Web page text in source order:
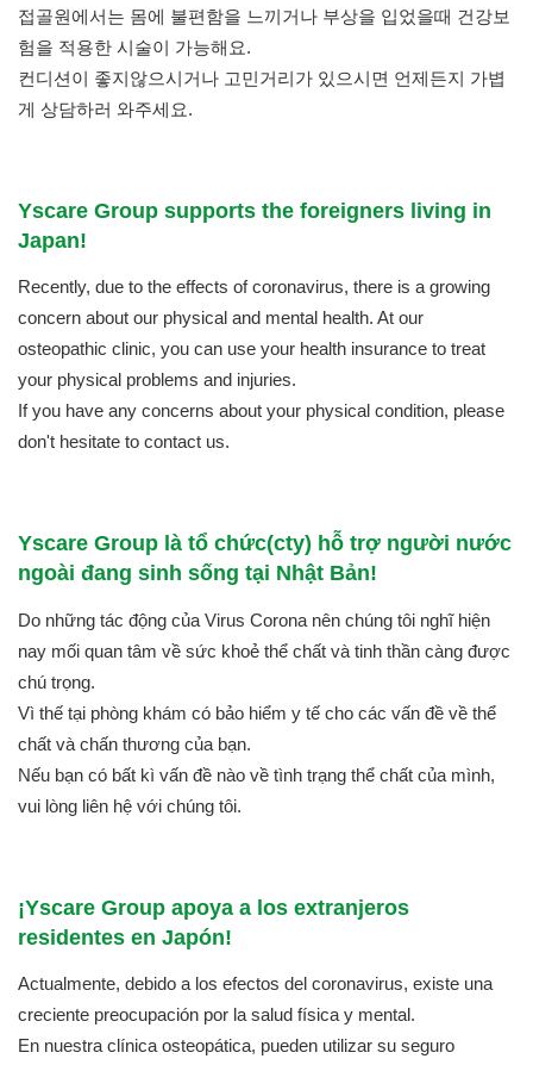
접골원에서는 몸에 불편함을 느끼거나 부상을 입었을때 건강보
험을 적용한 시술이 가능해요.
컨디션이 좋지않으시거나 고민거리가 있으시면 언제든지 가볍
게 상담하러 와주세요.
Yscare Group supports the foreigners living in
Japan!
Recently, due to the effects of coronavirus, there is a growing
concern about our physical and mental health. At our
osteopathic clinic, you can use your health insurance to treat
your physical problems and injuries.
If you have any concerns about your physical condition, please
don't hesitate to contact us.
Yscare Group là tổ chức(cty) hỗ trợ người nước
ngoài đang sinh sống tại Nhật Bản!
Do những tác động của Virus Corona nên chúng tôi nghĩ hiện
nay mối quan tâm về sức khoẻ thể chất và tinh thần càng được
chú trọng.
Vì thế tại phòng khám có bảo hiểm y tế cho các vấn đề về thể
chất và chấn thương của bạn.
Nếu bạn có bất kì vấn đề nào về tình trạng thể chất của mình,
vui lòng liên hệ với chúng tôi.
¡Yscare Group apoya a los extranjeros
residentes en Japón!
Actualmente, debido a los efectos del coronavirus, existe una
creciente preocupación por la salud física y mental.
En nuestra clínica osteopática, pueden utilizar su seguro